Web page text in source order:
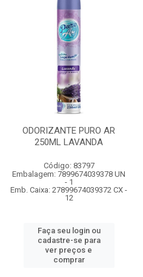
ODORIZANTE PURO AR
250ML LAVANDA
Código: 83797
Embalagem: 7899674039378 UN
- 1
Emb. Caixa: 27899674039372 CX -
12
Faça seu login ou
cadastre-se para
ver preços e
comprar